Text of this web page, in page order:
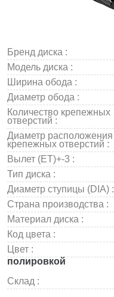
Бренд диска :
Модель диска :
Ширина обода :
Диаметр обода :
Количество крепежных
отверстий :
Диаметр расположения
крепежных отверстий :
Вылет (ET)+-3 :
Тип диска :
Диаметр ступицы (DIA) :
Страна производства :
Материал диска :
Код цвета :
Цвет :
полировкой
Склад :